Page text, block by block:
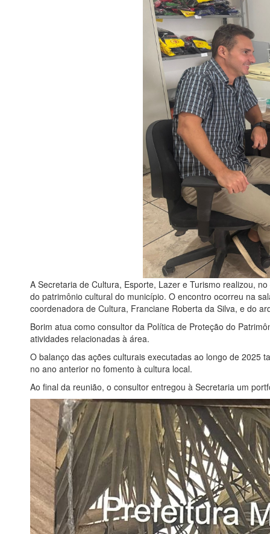
A Secretaria de Cultura, Esporte, Lazer e Turismo realizou,
do patrimônio cultural do município. O encontro ocorreu na
coordenadora de Cultura, Franciane Roberta da Silva, e do
Borim atua como consultor da Política de Proteção do
atividades relacionadas à área.
O balanço das ações culturais executadas ao longo de 2025
no ano anterior no fomento à cultura local.
Ao final da reunião, o consultor entregou à Secretaria um